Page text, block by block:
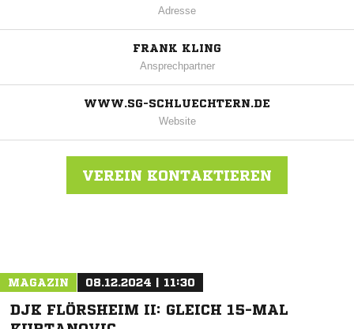
Adresse
FRANK KLING
Ansprechpartner
WWW.SG-SCHLUECHTERN.DE
Website
VEREIN KONTAKTIEREN
MAGAZIN 08.12.2024 | 11:30
DJK FLÖRSHEIM II: GLEICH 15-MAL